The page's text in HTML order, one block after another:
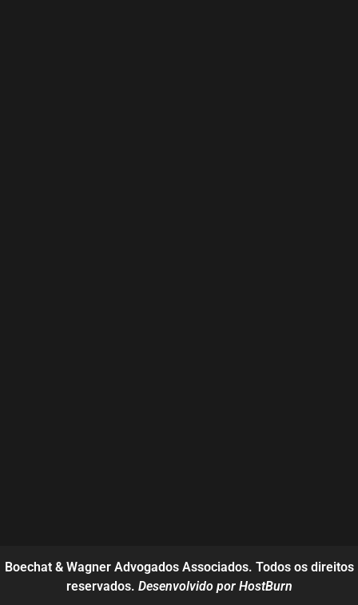
Boechat & Wagner Advogados Associados. Todos os direitos
reservados. Desenvolvido por HostBurn